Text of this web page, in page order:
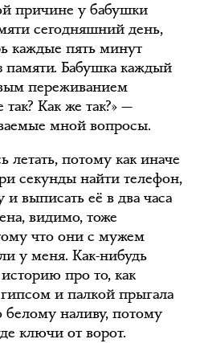
причине у бабушки
сегодняшний день,
каждые пять минут
памяти. Бабушка каждый
переживанием
Как же так?» —
мной вопросы.
летать, потому как иначе
секунды найти телефон,
выписать её в два часа
видимо, тоже
что они с мужем
у меня. Как-нибудь
про то, как
и палкой прыгала
наливу, потому
ключи от ворот.